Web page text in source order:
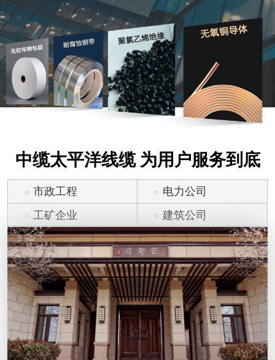
中缆太平洋线缆 为用户服务到底
市政工程
电力公司
工矿企业
建筑公司